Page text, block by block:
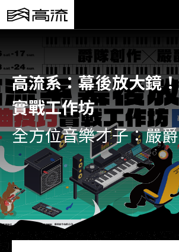
高流系：幕後放大鏡
實戰工作坊
全方位音樂才子：嚴爵